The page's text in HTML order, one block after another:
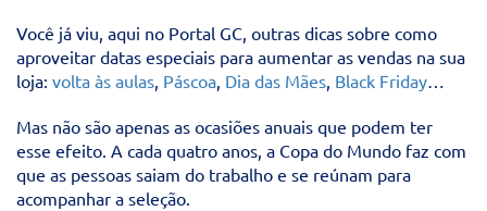
Você já viu, aqui no Portal GC, outras dicas sobre como
aproveitar datas especiais para aumentar as vendas na sua
loja: volta às aulas, Páscoa, Dia das Mães, Black Friday…
Mas não são apenas as ocasiões anuais que podem ter
esse efeito. A cada quatro anos, a Copa do Mundo faz com
que as pessoas saiam do trabalho e se reúnam para
acompanhar a seleção.